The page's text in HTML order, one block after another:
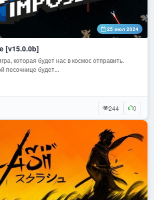
25 июл 2024
[v15.0.0b]
которая будет нас в космос отправить.
песочнице будет...
244 0